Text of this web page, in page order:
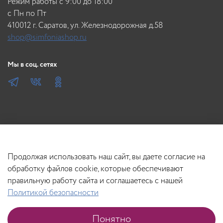
до однородной смеси. 2. Первичное окрашивание.
Желательно производить на
В корзину
c Пн по Пт
410012 г. Саратов, ул. Железнодорожная д.58
shop@simfoniashop.ru
Мы в соц. сетях
Продолжая использовать наш сайт, вы даете согласие на
обработку файлов cookie, которые обеспечивают
правильную работу сайта и соглашаетесь с нашей
Политикой безопасности
Понятно